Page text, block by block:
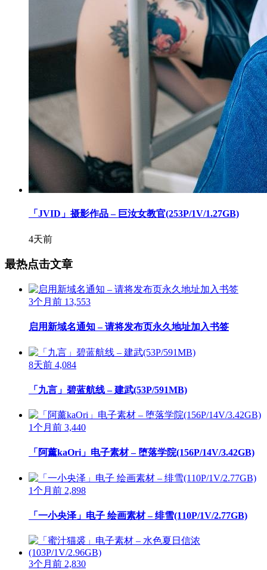
「JVID」摄影作品 – 巨汝女教官(253P/1V/1.27GB)
4天前
最热点击文章
3个月前 13,553
启用新域名通知 – 请将发布页永久地址加入书签
8天前 4,084
「九言」碧蓝航线 – 建武(53P/591MB)
1个月前 3,440
「阿薰kaOri」电子素材 – 堕落学院(156P/14V/3.42GB)
1个月前 2,898
「一小央泽」电子 绘画素材 – 绯雪(110P/1V/2.77GB)
3个月前 2,830